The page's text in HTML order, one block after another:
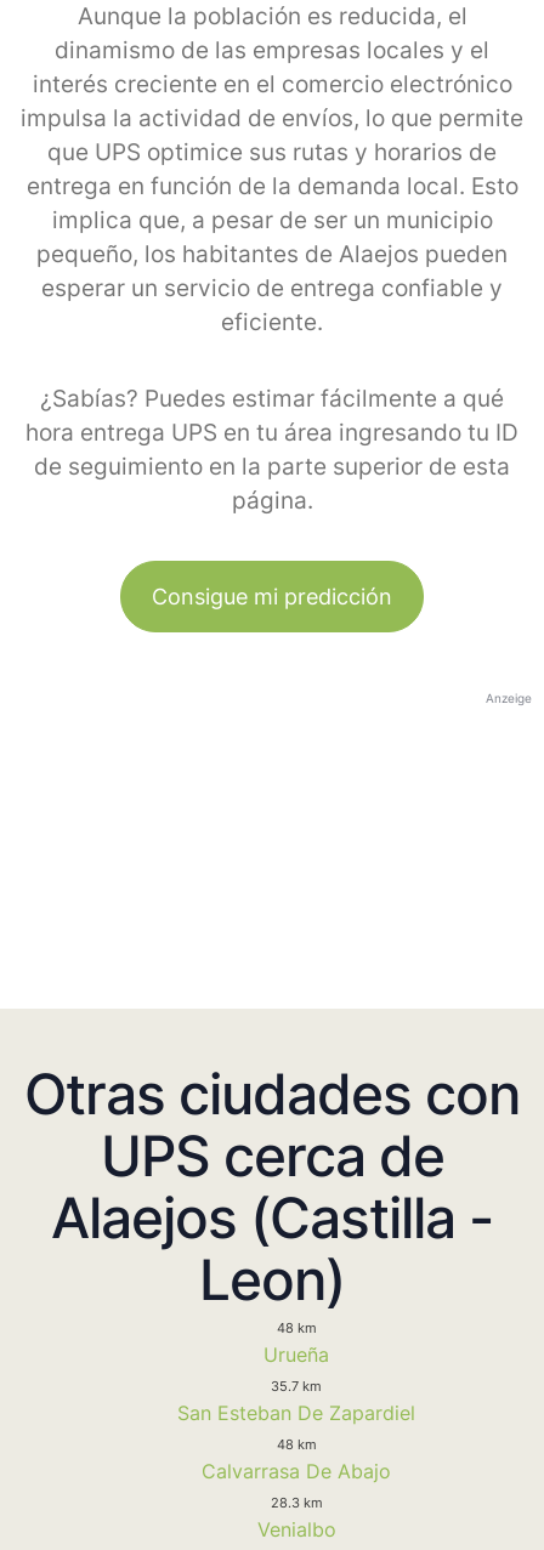
Aunque la población es reducida, el
dinamismo de las empresas locales y el
interés creciente en el comercio electrónico
impulsa la actividad de envíos, lo que permite
que UPS optimice sus rutas y horarios de
entrega en función de la demanda local. Esto
implica que, a pesar de ser un municipio
pequeño, los habitantes de Alaejos pueden
esperar un servicio de entrega confiable y
eficiente.
¿Sabías? Puedes estimar fácilmente a qué
hora entrega UPS en tu área ingresando tu ID
de seguimiento en la parte superior de esta
página.
Consigue mi predicción
Anzeige
Otras ciudades con
UPS cerca de
Alaejos (Castilla -
Leon)
48 km
Urueña
35.7 km
San Esteban De Zapardiel
48 km
Calvarrasa De Abajo
28.3 km
Venialbo